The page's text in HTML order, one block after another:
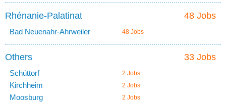
48 Jobs
Rhénanie-Palatinat
Bad Neuenahr-Ahrweiler 48 Jobs
33 Jobs
Others
Schüttorf 2 Jobs
Kirchheim 2 Jobs
Moosburg 2 Jobs